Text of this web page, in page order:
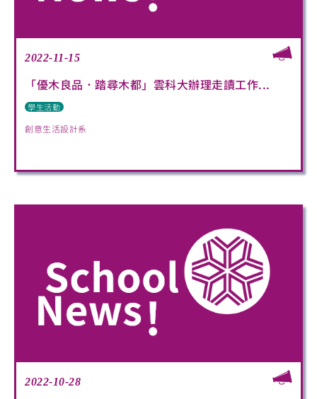
2022-11-15
「優木良品．踏尋木都」雲科大辦理走讀工作...
學生活動
創意生活設計系
2022-10-28